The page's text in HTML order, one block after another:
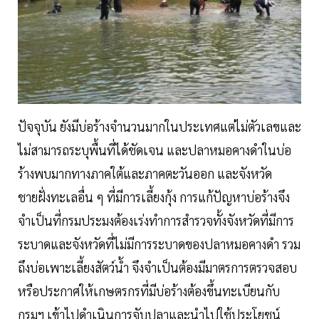
ปัจจุบัน ยังมีบ่อร้างจำนวนมากในประเทศแต่ไม่ตัวเลขและ
ไม่สามารถระบุพื้นที่ได้ชัดเจน และปลาหมอคางดำในบ่อ
ร้างพบมากทางภาคใต้และภาคตะวันออก และจังหวัด
ชายฝั่งทะเลอื่น ๆ ที่มีการเลี้ยงกุ้ง การแก้ปัญหาบ่อร้างจึง
จำเป็นที่กรมประมงต้องเร่งทำการสำรวจทั้งจังหวัดที่มีการ
ระบาดและจังหวัดที่ไม่มีการระบาดของปลาหมอคางดำ รวม
ถึงบ่อเพาะเลี้ยงสัตว์น้ำ จึงจำเป็นต้องมีมาตรการตรวจสอบ
หรือประกาศให้เกษตรกรที่มีบ่อร้างต้องขึ้นทะเบียนกับ
กรมฯ เข้าไปดำเนินการจับปลาและนำไปใช้ประโยชน์